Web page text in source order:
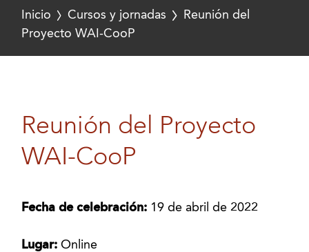
Inicio Cursos y jornadas
Reunión del
Proyecto WAI-CooP
Reunión del Proyecto
WAI-CooP
Fecha de celebración: 19 de abril de 2022
Lugar:Online